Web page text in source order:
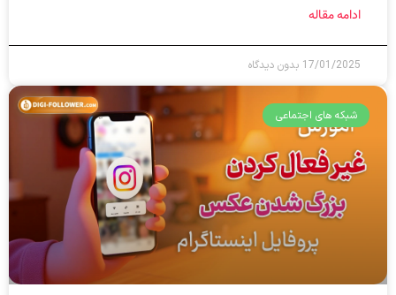
ادامه مقاله
17/01/2025 بدون دیدگاه
شبکه های اجتماعی